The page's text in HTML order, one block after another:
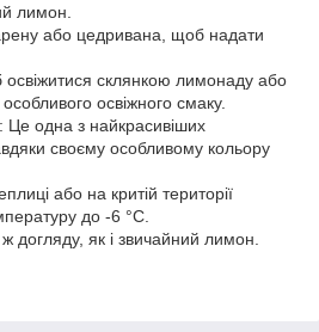
лимон.
або цедривана, щоб надати
склянкою лимонаду або
освіжного смаку.
Це одна з найкрасивіших
своєму особливому кольору
або на критій території
до -6 °C.
догляду, як і звичайний лимон.